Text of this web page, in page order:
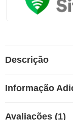
Descrição
Informação
Avaliações (1)